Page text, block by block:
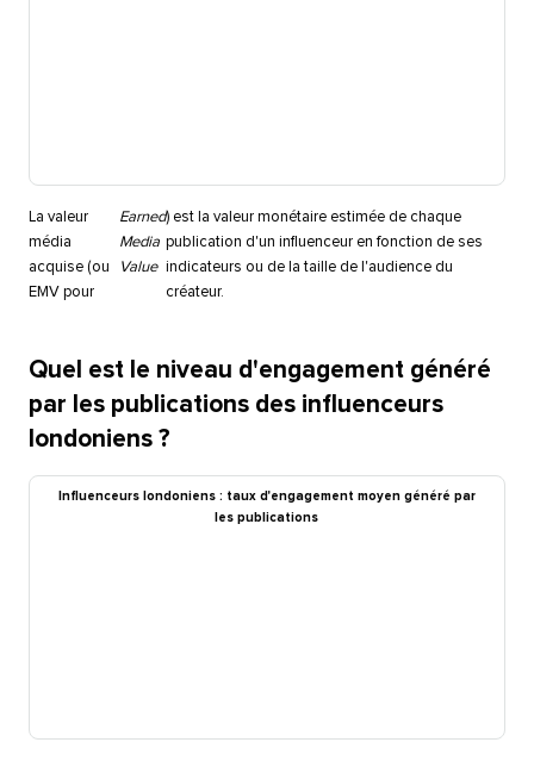
La valeur
média
acquise (ou
EMV pour
Earned
Media
Value
) est la valeur monétaire estimée de chaque
publication d'un influenceur en fonction de ses
indicateurs ou de la taille de l'audience du
créateur.​​
Quel est le niveau d'engagement généré
par les publications des influenceurs
londoniens ?​​
Influenceurs londoniens : taux d'engagement moyen généré par
les publications​​